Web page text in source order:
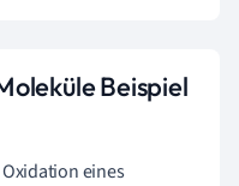
Beispiel
eines